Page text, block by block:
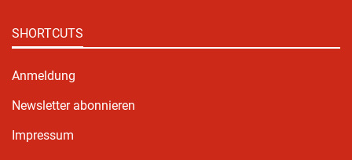
SHORTCUTS
Anmeldung
Newsletter abonnieren
Impressum